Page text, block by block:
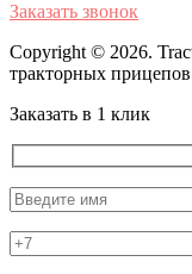
Заказать звонок
Copyright © 2026.
тракторных
Заказать в 1 клик